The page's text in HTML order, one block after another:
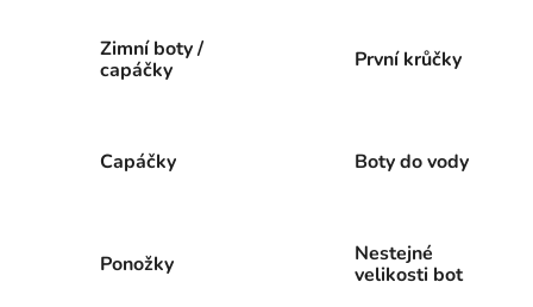
Zimní boty /
capáčky
První krůčky
Capáčky Boty do vody
Ponožky
Nestejné
velikosti bot